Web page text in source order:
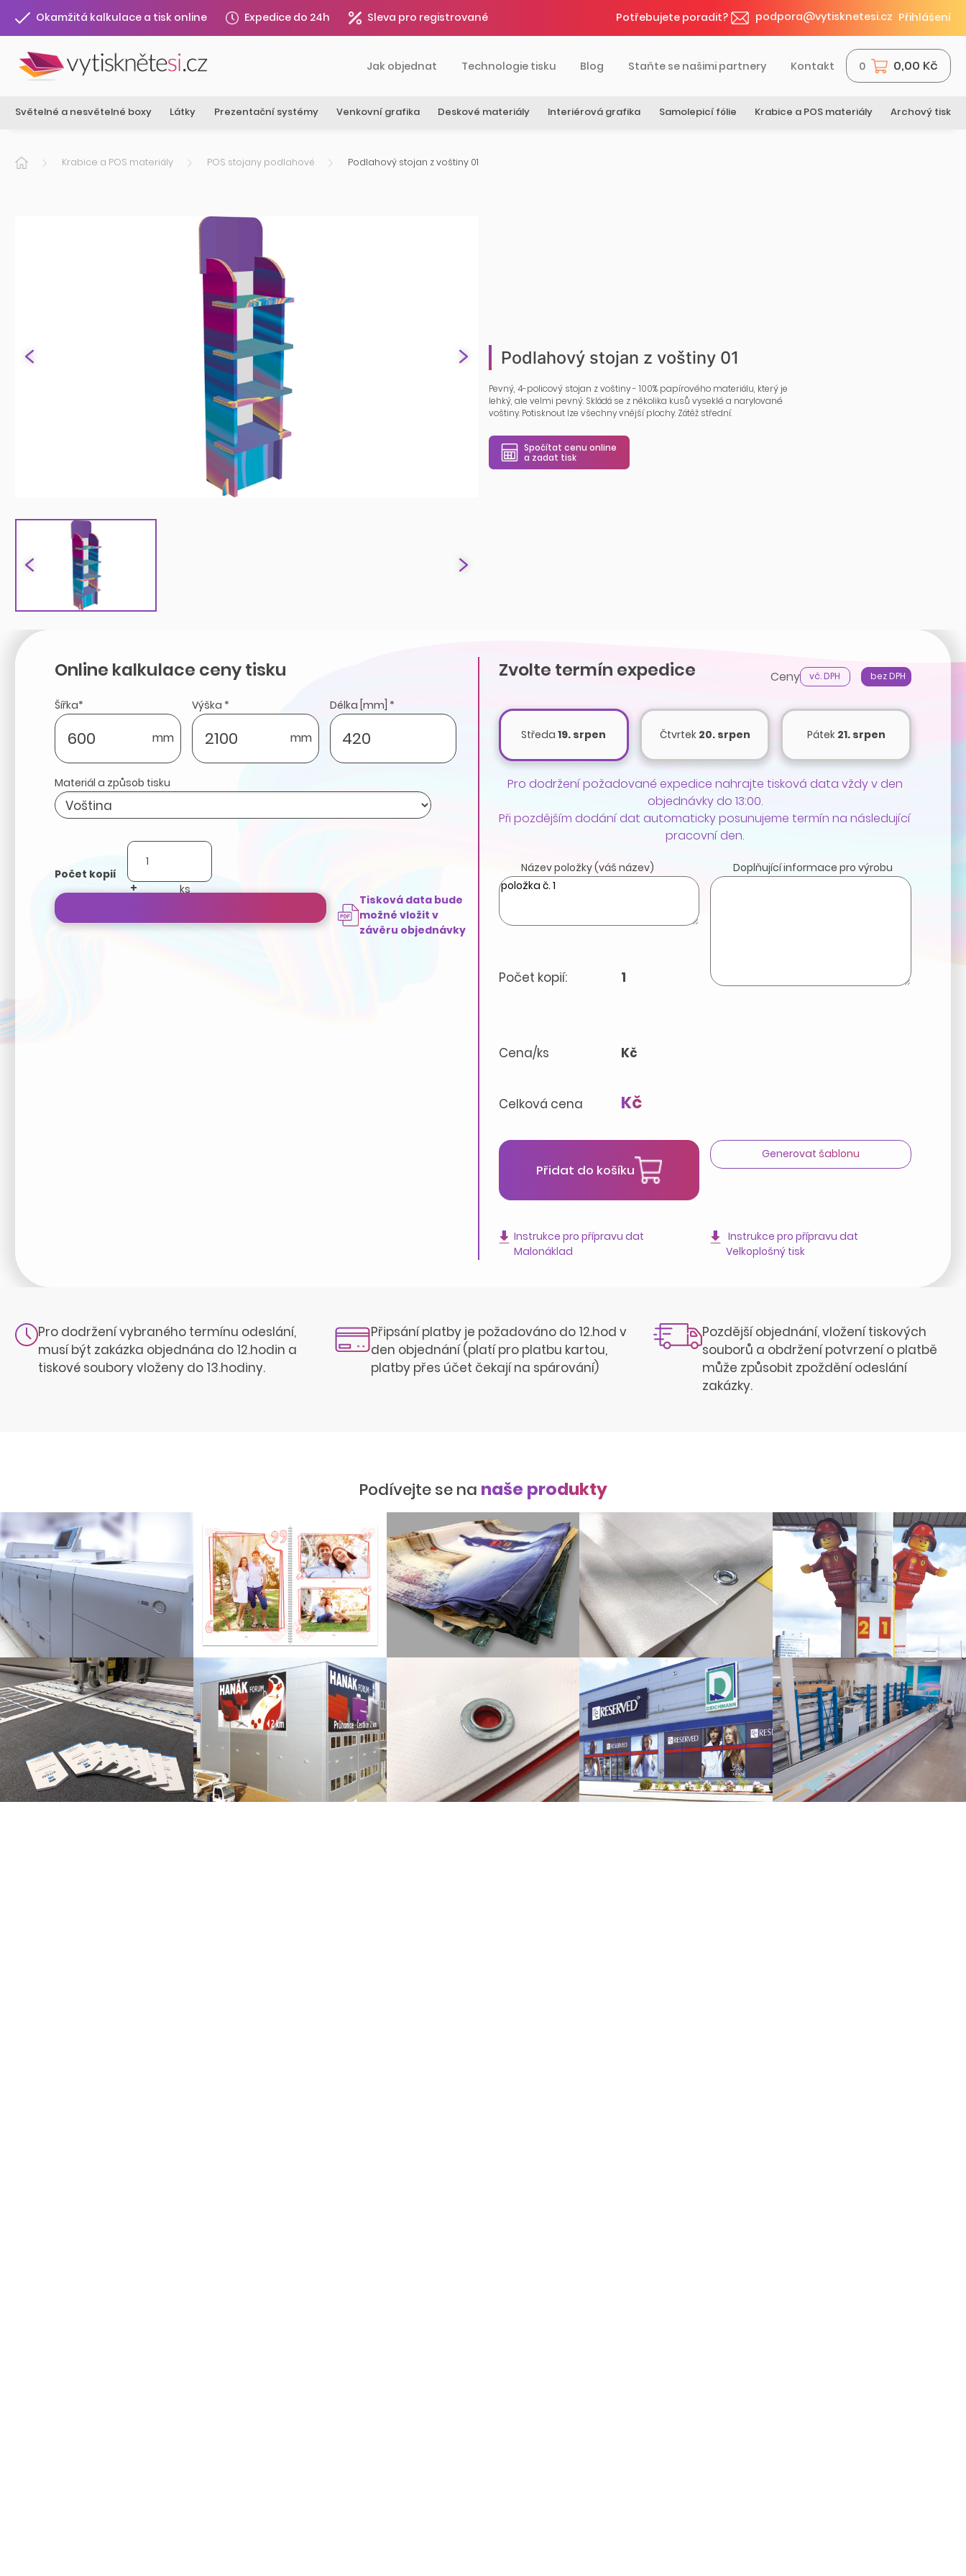
Okamžitá kalkulace a tisk online Expedice do 24h Sleva pro registrované Potřebujete poradit? podpora@vytisknetesi.cz Přihlášení
Jak objednat Technologie tisku Blog Staňte se našimi partnery Kontakt 0 0,00 Kč
Světelné a nesvětelné boxy Látky Prezentační systémy Venkovní grafika Deskové materiály Interiérová grafika Samolepicí fólie Krabice a POS materiály Archový tisk
Krabice a POS materiály POS stojany podlahové Podlahový stojan z voštiny 01
Podlahový stojan z voštiny 01
Pevný, 4-policový stojan z voštiny - 100% papírového materiálu, který je
lehký, ale velmi pevný. Skládá se z několika kusů vyseklé a narylované
voštiny. Potisknout lze všechny vnější plochy. Zátěž střední.
Spočítat cenu online
a zadat tisk
Online kalkulace ceny tisku
Šířka*
mm
Výška *
mm
Délka [mm] *
Materiál a způsob tisku
Počet kopií
+
Tisková data bude
možné vložit v
závěru objednávky
Zvolte termín expedice Ceny vč. DPH bez DPH
Středa19. srpen Čtvrtek 20. srpen Pátek 21. srpen
Pro dodržení požadované expedice nahrajte tisková data vždy v den
objednávky do 13:00.
Při pozdějším dodání dat automaticky posunujeme termín na následující
pracovní den.
Název položky (váš název)
Počet kopií: 1
Cena/ks Kč
Celková cena Kč
Doplňující informace pro výrobu
Přidat do košíku
Generovat šablonu
Instrukce pro přípravu dat
Malonáklad
Instrukce pro přípravu dat
Velkoplošný tisk
Pro dodržení vybraného termínu odeslání,
musí být zakázka objednána do 12.hodin a
tiskové soubory vloženy do 13.hodiny.
Připsání platby je požadováno do 12.hod v
den objednání (platí pro platbu kartou,
platby přes účet čekají na spárování)
Pozdější objednání, vložení tiskových
souborů a obdržení potvrzení o platbě
může způsobit zpoždění odeslání
zakázky.
Podívejte se na naše produkty